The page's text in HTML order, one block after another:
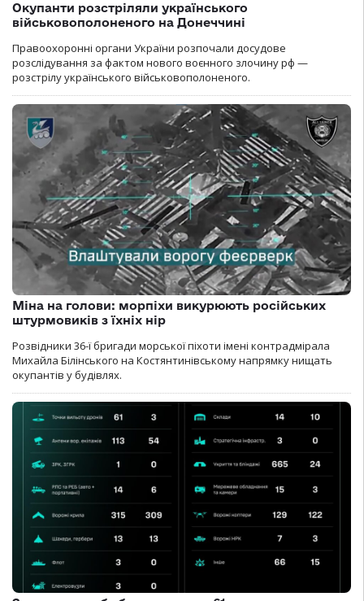
Окупанти розстріляли українського
військовополоненого на Донеччині
Правоохоронні органи України розпочали досудове
розслідування за фактом нового воєнного злочину рф —
розстрілу українського військовополоненого.
Міна на голови: морпіхи викурюють російських
штурмовиків з їхніх нір
Розвідники 36-ї бригади морської піхоти імені контрадмірала
Михайла Білінського на Костянтинівському напрямку нищать
окупантів у будівлях.